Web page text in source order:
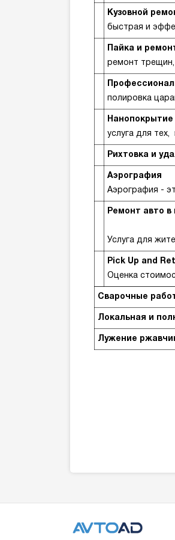
Кузовной
быстрая и
Пайка и
ремонт трещин,
полировка
Нанопокрытие
услуга для
Рихтовка и
Аэрография
Аэрография -
Ремонт авто в
Услуга для
Pick Up and
Оценка
Сварочные
Локальная и
Лужение